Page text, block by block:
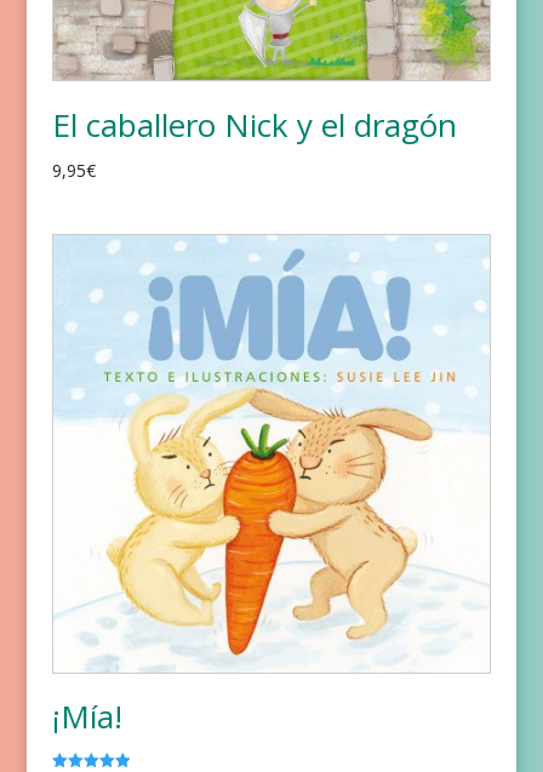
El caballero Nick y el dragón
9,95€
¡Mía!